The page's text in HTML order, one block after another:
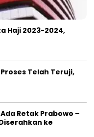
Haji 2023-2024,
Telah Teruji,
Retak Prabowo –
ke